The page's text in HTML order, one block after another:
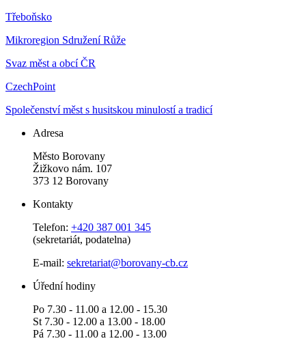
Třeboňsko
Mikroregion Sdružení Růže
Svaz měst a obcí ČR
CzechPoint
Společenství měst s husitskou minulostí a tradicí
Adresa
Město Borovany
Žižkovo nám. 107
373 12 Borovany
Kontakty
Telefon: +420 387 001 345
(sekretariát, podatelna)
E-mail: sekretariat@borovany-cb.cz
Úřední hodiny
Po 7.30 - 11.00 a 12.00 - 15.30
St 7.30 - 12.00 a 13.00 - 18.00
Pá 7.30 - 11.00 a 12.00 - 13.00